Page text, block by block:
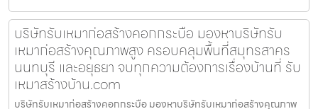
บริษัทรับเหมาก่อสร้างคอกกระบือ มองหาบริษัทรับ
เหมาก่อสร้างคุณภาพสูง ครอบคลุมพื้นที่สมุทรสาคร
นนทบุรี และอยุธยา จบทุกความต้องการเรื่องบ้านที่ รับ
เหมาสร้างบ้าน.com
บริษัทรับเหมาก่อสร้างคอกกระบือ มองหาบริษัทรับเหมาก่อสร้างคุณภาพ